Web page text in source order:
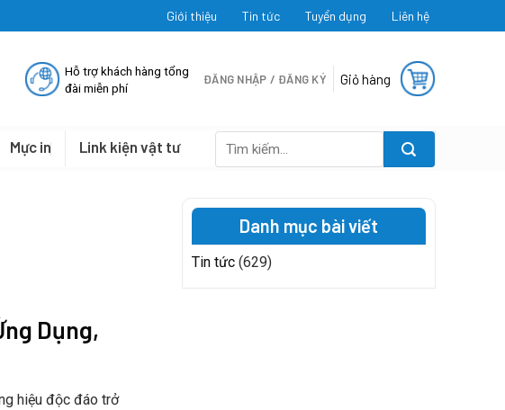
Giới thiệu Tin tức Tuyển dụng Liên hệ
Hỗ trợ khách hàng tổng
đài miễn phí
ĐĂNG NHẬP / ĐĂNG KÝ Giỏ hàng
Mực in Link kiện vật tư Tìm
Dụng,
hiệu độc đáo trở
Danh mục bài viết
Tin tức(629)